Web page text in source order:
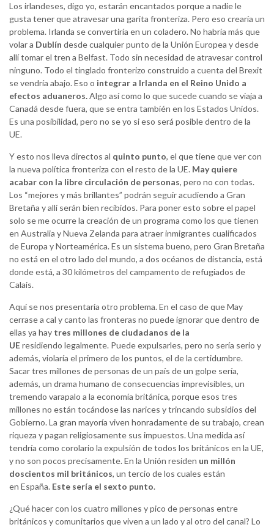
Los irlandeses, digo yo, estarán encantados porque a nadie le
gusta tener que atravesar una garita fronteriza. Pero eso crearía un
problema. Irlanda se convertiría en un coladero. No habría más que
volar a Dublín desde cualquier punto de la Unión Europea y desde
allí tomar el tren a Belfast. Todo sin necesidad de atravesar control
ninguno. Todo el tinglado fronterizo construido a cuenta del Brexit
se vendría abajo. Eso o integrar a Irlanda en el Reino Unido a
efectos aduaneros.Algo así como lo que sucede cuando se viaja a
Canadá desde fuera, que se entra también en los Estados Unidos.
Es una posibilidad, pero no se yo si eso será posible dentro de la
UE.
Y esto nos lleva directos al quinto punto, el que tiene que ver con
la nueva política fronteriza con el resto de la UE. May quiere
acabar con la libre circulación de personas, pero no con todas.
Los “mejores y más brillantes” podrán seguir acudiendo a Gran
Bretaña y allí serán bien recibidos. Para poner esto sobre el papel
solo se me ocurre la creación de un programa como los que tienen
en Australia y Nueva Zelanda para atraer inmigrantes cualificados
de Europa y Norteamérica. Es un sistema bueno, pero Gran Bretaña
no está en el otro lado del mundo, a dos océanos de distancia, está
donde está, a 30 kilómetros del campamento de refugiados de
Calais.
Aquí se nos presentaría otro problema. En el caso de que May
cerrase a cal y canto las fronteras no puede ignorar que dentro de
ellas ya hay tres millones de ciudadanos de la
UEresidiendo legalmente. Puede expulsarles, pero no sería serio y
además, violaría el primero de los puntos, el de la certidumbre.
Sacar tres millones de personas de un país de un golpe sería,
además, un drama humano de consecuencias imprevisibles, un
tremendo varapalo a la economía británica, porque esos tres
millones no están tocándose las narices y trincando subsidios del
Gobierno. La gran mayoría viven honradamente de su trabajo, crean
riqueza y pagan religiosamente sus impuestos. Una medida así
tendría como corolario la expulsión de todos los británicos en la UE,
y no son pocos precisamente. En la Unión residen un millón
doscientos mil británicos, un tercio de los cuales están
en España. Este sería el sexto punto.
¿Qué hacer con los cuatro millones y pico de personas entre
británicos y comunitarios que viven a un lado y al otro del canal? Lo